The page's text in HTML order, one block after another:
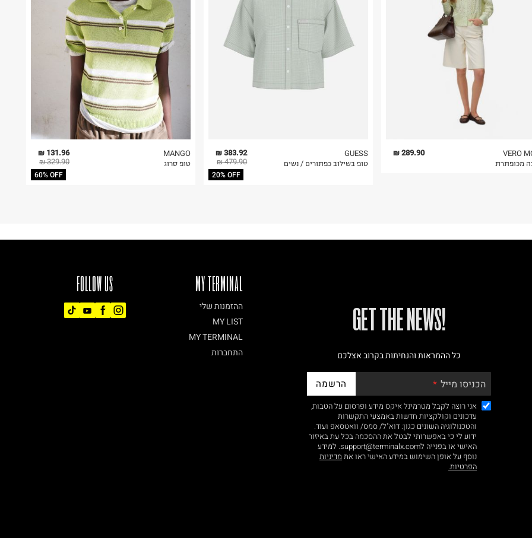
בלבד. לא ניתן
131.96 ₪
329.90 ₪
60% OFF
MANGO
טופ סרוג
383.92 ₪
479.90 ₪
20% OFF
GUESS
טופ בשילוב כפתורים / נשים
289.90 ₪
VERO
מכופתרת
FOLLOW US MY TERMINAL
ההזמנות שלי
MY LIST
MY TERMINAL
התחברות
!GET THE NEWS
כל ההמראות והנחיתות בקרוב אצלכם
הכניסו מייל הרשמה
אני רוצה לקבל מטרמינל איקס מידע ופרסום על הטבות,
עדכונים וקולקציות חדשות באמצעי התקשרות
והטכנולוגיה השונים כגון: דוא"ל/ סמס/ וואטסאפ ועוד.
ידוע לי כי באפשרותי לבטל את ההסכמה בכל עת באיזור
האישי או בפנייה לsupport@terminalx.com. למידע
נוסף על אופן השימוש במידע האישי ראו את מדיניות
הפרטיות.